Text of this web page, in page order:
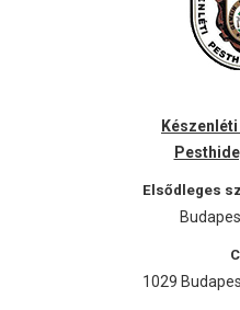
Elsődleges
1029